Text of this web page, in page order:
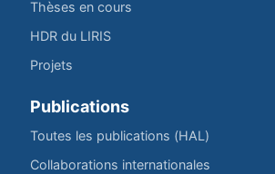
Thèses en cours
HDR du LIRIS
Projets
Publications
Toutes les publications (HAL)
Collaborations internationales